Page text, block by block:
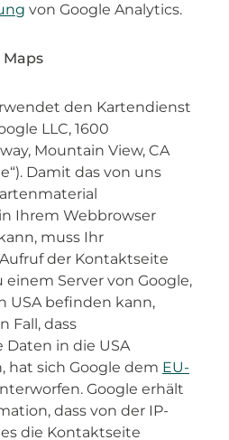
von Google Analytics.
Maps
den Kartendienst
LLC, 1600
Mountain View, CA
Damit das von uns
Ihrem Webbrowser
muss Ihr
der Kontaktseite
Server von Google,
USA befinden kann,
Fall, dass
in die USA
hat sich Google dem EU-
Google erhält
dass von der IP-
die Kontaktseite